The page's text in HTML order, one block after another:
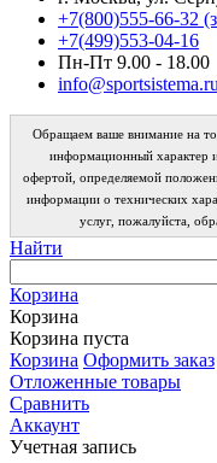
+7(800)555-66-32
+7(499)553-04-16
Пн-Пт 9.00 - 18.00
info@sportsistema.ru
Обращаем ваше внимание на
информационный характер
офертой, определяемой
информации о технических
услуг, пожалуйста,
Найти
Корзина
Корзина
Корзина пуста
Корзина Оформить заказ
Отложенные товары
Сравнить
Аккаунт
Учетная запись